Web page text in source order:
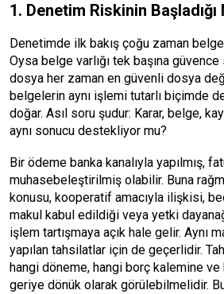
1. Denetim Riskinin Başladığı
Denetimde ilk bakış çoğu zaman
Oysa belge varlığı tek başına güvence
dosya her zaman en güvenli dosya
belgelerin aynı işlemi tutarlı biçimde
doğar. Asıl soru şudur: Karar, belge,
aynı sonucu destekliyor mu?
Bir ödeme banka kanalıyla yapılmış,
muhasebeleştirilmiş olabilir. Buna
konusu, kooperatif amacıyla ilişkisi,
makul kabul edildiği veya yetki
işlem tartışmaya açık hale gelir. Aynı
yapılan tahsilatlar için de geçerlidir.
hangi döneme, hangi borç kalemine ve
geriye dönük olarak görülebilmelidir.